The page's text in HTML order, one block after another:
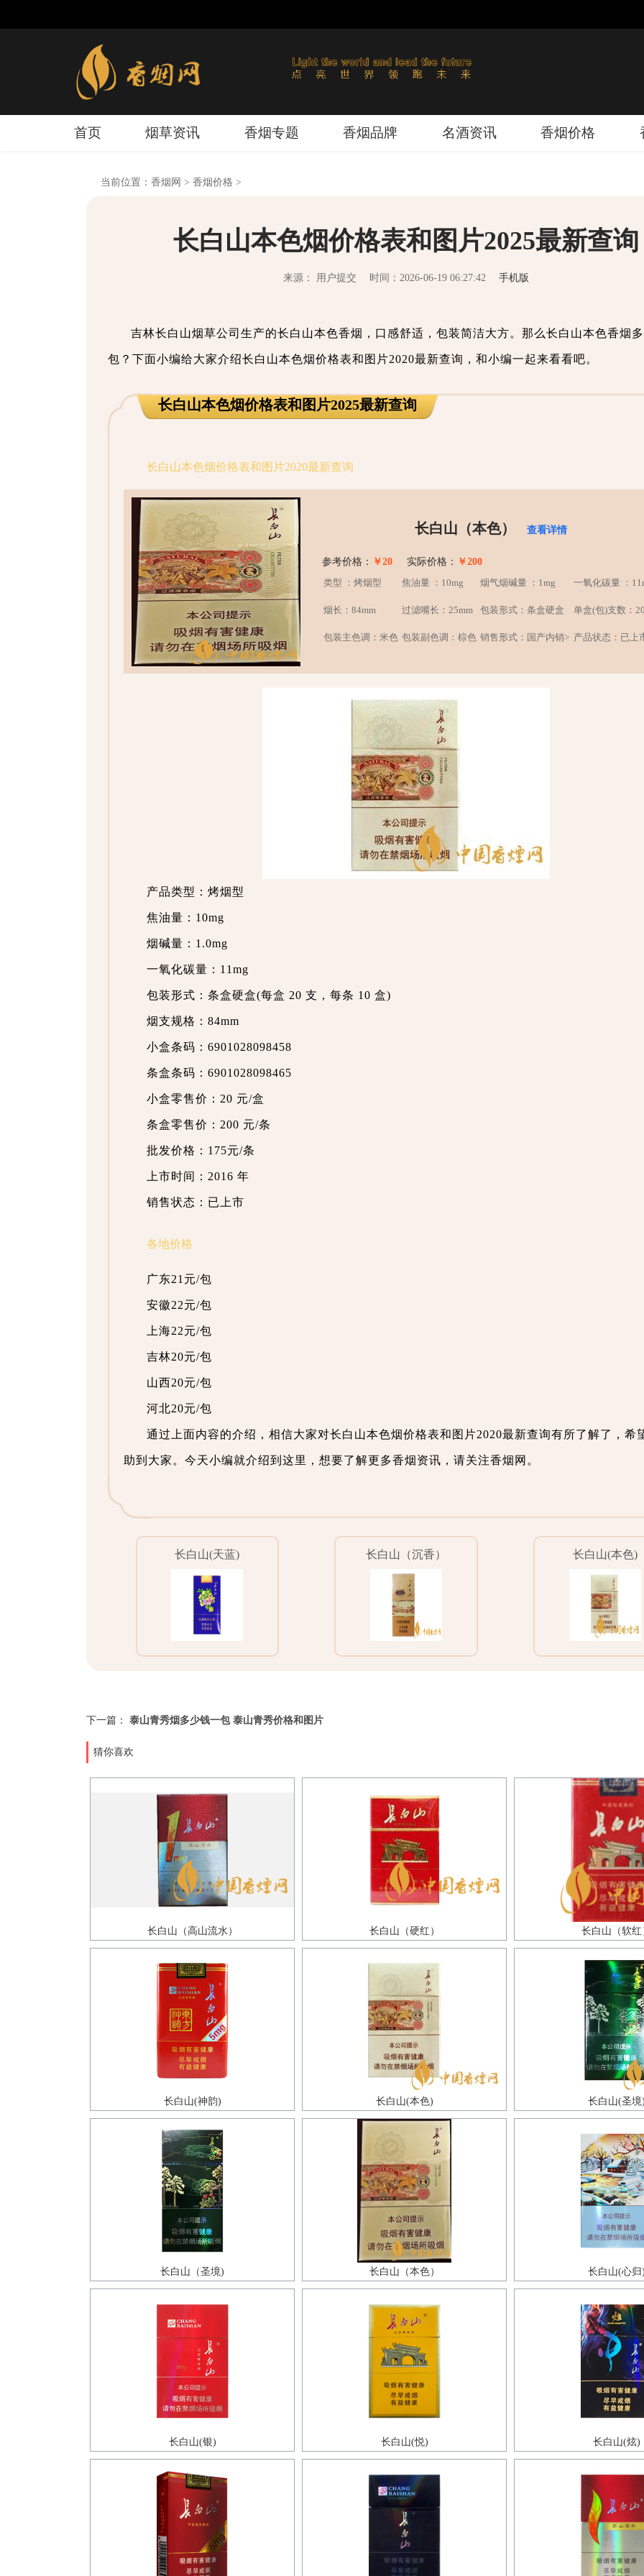
首页 烟草资讯 香烟专题 香烟品牌 名酒资讯 香烟价格
当前位置： 香烟网 > 香烟价格 >
长白山本色烟价格表和图片2025最新查询
来源： 用户提交 时间：2026-06-19 06:27:42 手机版
吉林长白山烟草公司生产的长白山本色香烟，口感舒适，包装简洁大方。那么长白山本色香烟
包？下面小编给大家介绍长白山本色烟价格表和图片2020最新查询，和小编一起来看看吧。
长白山本色烟价格表和图片2025最新查询
长白山本色烟价格表和图片2020最新查询
长白山（本色） 查看详情
参考价格： ￥20 实际价格： ￥200
类型 ：烤烟型
焦油量 ：10mg 烟气烟碱量 ：1mg 一氧化碳量 ：
烟长：84mm 过滤嘴长：25mm 包装形式：条盒硬盒 单盒(包)支数：
包装主色调：米色 包装副色调：棕色 销售形式：国产内销> 产品状态：已上
产品类型：烤烟型
焦油量：10mg
烟碱量：1.0mg
一氧化碳量：11mg
包装形式：条盒硬盒(每盒 20 支，每条 10 盒)
烟支规格：84mm
小盒条码：6901028098458
条盒条码：6901028098465
小盒零售价：20 元/盒
条盒零售价：200 元/条
批发价格：175元/条
上市时间：2016 年
销售状态：已上市
各地价格
广东21元/包
安徽22元/包
上海22元/包
吉林20元/包
山西20元/包
河北20元/包
通过上面内容的介绍，相信大家对长白山本色烟价格表和图片2020最新查询有所了解了，希
助到大家。今天小编就介绍到这里，想要了解更多香烟资讯，请关注香烟网。
长白山(天蓝) 长白山（沉香） 长白山(本色)
下一篇： 泰山青秀烟多少钱一包 泰山青秀价格和图片
猜你喜欢
长白山（高山流水） 长白山（硬红） 长白山（软红
长白山(神韵) 长白山(本色) 长白山(圣境
长白山（圣境) 长白山（本色） 长白山(心归
长白山(银) 长白山(悦) 长白山(炫)